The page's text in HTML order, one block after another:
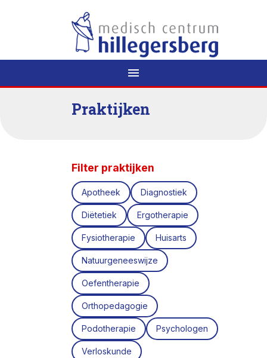
menu
Praktijken
Filter praktijken
Apotheek Diagnostiek
Diëtetiek Ergotherapie
Fysiotherapie Huisarts
Natuurgeneeswijze
Oefentherapie
Orthopedagogie
Podotherapie Psychologen
Verloskunde